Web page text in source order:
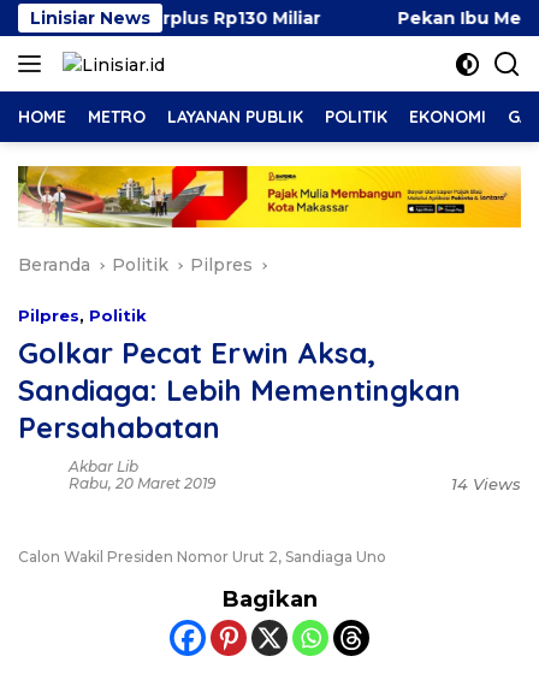
Langsung
ke
konten
Linisiar News
Surplus Rp130 Miliar Pekan Ibu Menyusui
HOME METRO LAYANAN PUBLIK POLITIK EKONOMI
Beranda Politik Pilpres
Pilpres, Politik
Golkar Pecat Erwin Aksa,
Sandiaga: Lebih Mementingkan
Persahabatan
Akbar Lib
Rabu, 20 Maret 2019
14 Views
Calon Wakil Presiden Nomor Urut 2, Sandiaga Uno
Bagikan